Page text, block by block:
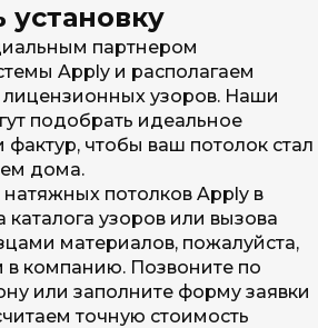
установку
партнером
Apply и располагаем
узоров. Наши
подобрать идеальное
фактур, чтобы ваш потолок стал
дома.
потолков Apply в
узоров или вызова
материалов, пожалуйста,
в компанию. Позвоните по
или заполните форму заявки
точную стоимость